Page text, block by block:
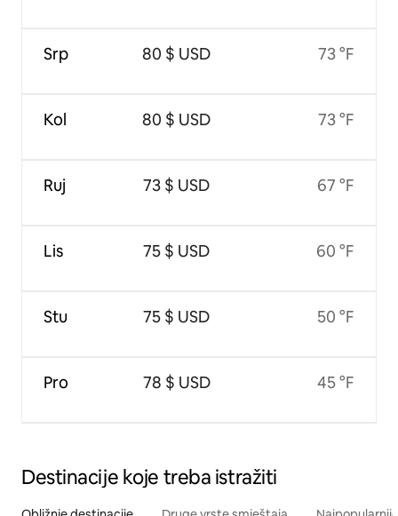
Srp
Kol
Ruj
Lis
Stu
Pro
80 $ USD
80 $ USD
73 $ USD
75 $ USD
75 $ USD
78 $ USD
73 °F
73 °F
67 °F
60 °F
50 °F
45 °F
Destinacije koje treba istražiti